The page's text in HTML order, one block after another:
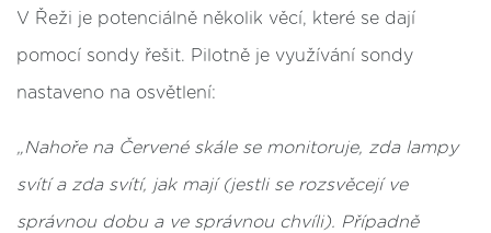
V Řeži je potenciálně několik věcí, které se dají
pomocí sondy řešit. Pilotně je využívání sondy
nastaveno na osvětlení:
„Nahoře na Červené skále se monitoruje, zda lampy
svítí a zda svítí, jak mají (jestli se rozsvěcejí ve
správnou dobu a ve správnou chvíli). Případně